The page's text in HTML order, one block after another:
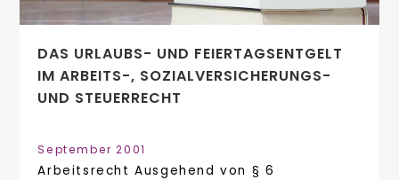
DAS URLAUBS- UND FEIERTAGSENTGELT
IM ARBEITS-, SOZIALVERSICHERUNGS-
UND STEUERRECHT
September 2001
Arbeitsrecht Ausgehend von § 6